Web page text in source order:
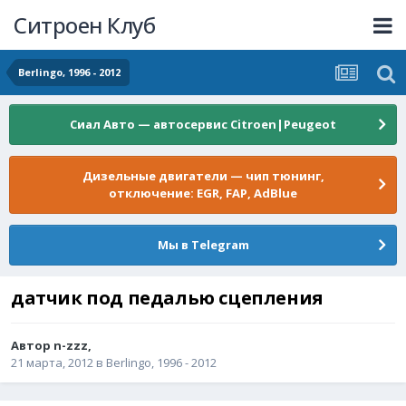
Ситроен Клуб
Berlingo, 1996 - 2012
Сиал Авто — автосервис Citroen|Peugeot
Дизельные двигатели — чип тюнинг,
отключение: EGR, FAP, AdBlue
Мы в Telegram
датчик под педалью сцепления
Автор n-zzz,
21 марта, 2012 в Berlingo, 1996 - 2012